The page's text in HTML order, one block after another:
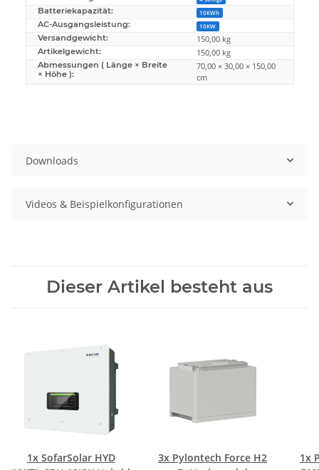
Batteriekapazität: 10KWh
AC-Ausgangsleistung: 10KW
Versandgewicht: 150,00 kg
Artikelgewicht: 150,00 kg
Abmessungen ( Länge × Breite
× Höhe ):
70,00 × 30,00 × 150,00
cm
Downloads
Videos & Beispielkonfigurationen
Dieser Artikel besteht aus
1x SofarSolar HYD
3x Pylontech Force H2
1x